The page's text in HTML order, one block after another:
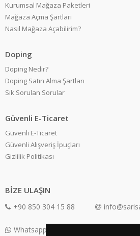
Kurumsal Mağaza Paketleri
Mağaza Açma Şartları
Nasıl Mağaza Açabilirim?
Doping
Doping Nedir?
Doping Satın Alma Şartları
Sık Sorulan Sorular
Güvenli E-Ticaret
Güvenli E-Ticaret
Güvenli Alışveriş İpuçları
Gizlilik Politikası
BİZE ULAŞIN
+90 850 304 15 88
Whatsapp Destek: +90 850 304 15 88